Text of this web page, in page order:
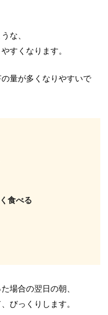
な、
すくなります。
量が多くなりやすいで
食べる
場合の翌日の朝、
びっくりします。